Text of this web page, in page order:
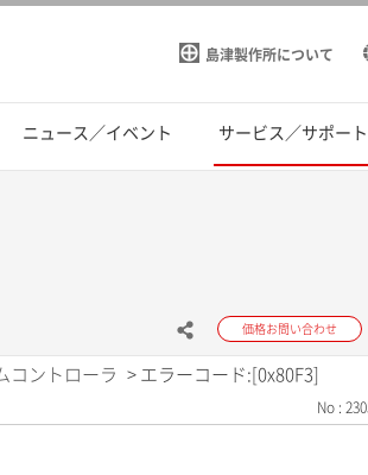
島津製作所について
ニュース／イベント サービス／サポート
価格お問い合わせ
コントローラ > エラーコード:[0x80F3]
No :